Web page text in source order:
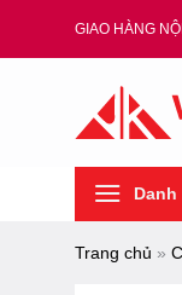
GIAO HÀNG
Trang chủ »